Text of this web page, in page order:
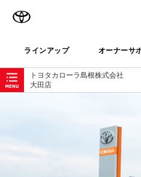
ラインアップ オーナーサ
トヨタカローラ島根株式会社
大田店
ローカルナビゲーション